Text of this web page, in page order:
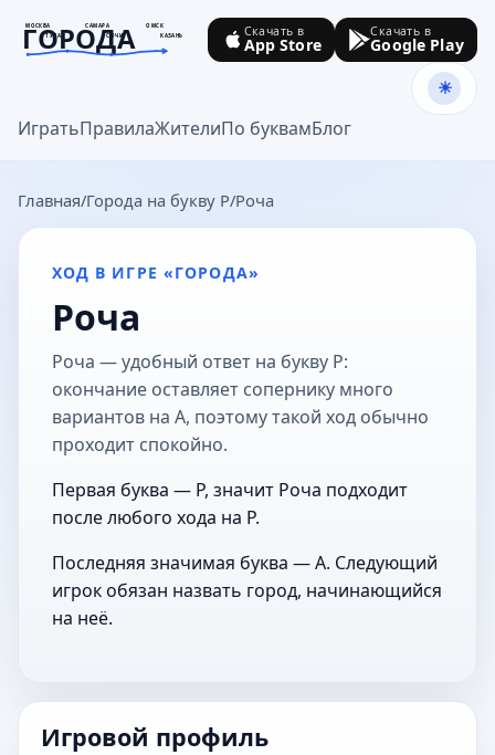
МОСКВА САМАРА
ОМСК
ТУЛА
СОЧИ КАЗАНЬ
ГОРОДА
goroda-na.ru
ИгратьПравилаЖителиПо буквамБлог
Скачать в
App Store
Скачать в
Google Play
Главная Города на букву Р Роча
ХОД В ИГРЕ «ГОРОДА»
Роча
Роча — удобный ответ на букву Р:
окончание оставляет сопернику много
вариантов на А, поэтому такой ход обычно
проходит спокойно.
Первая буква — Р, значит Роча подходит
после любого хода на Р.
Последняя значимая буква — А. Следующий
игрок обязан назвать город, начинающийся
на неё.
Игровой профиль